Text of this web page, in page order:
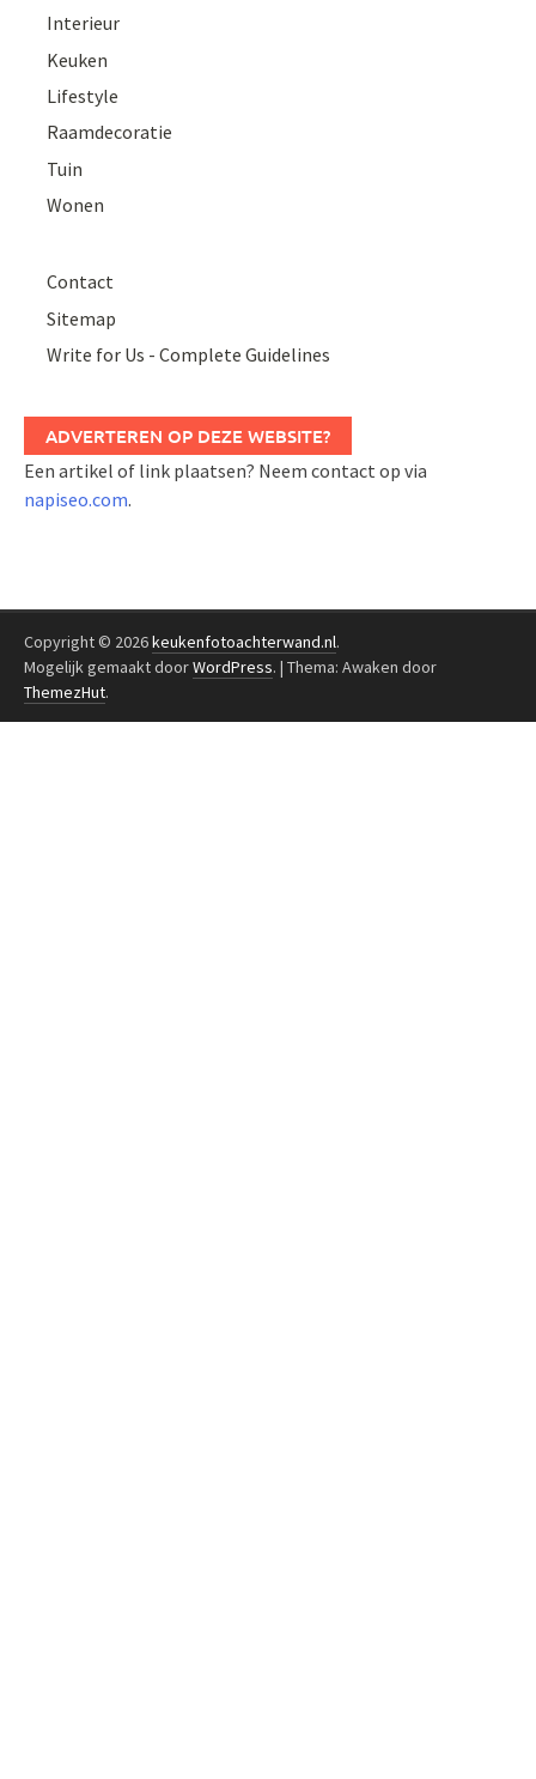
Interieur
Keuken
Lifestyle
Raamdecoratie
Tuin
Wonen
Contact
Sitemap
Write for Us - Complete Guidelines
ADVERTEREN OP DEZE WEBSITE?
Een artikel of link plaatsen? Neem contact op via
napiseo.com.
Copyright © 2026keukenfotoachterwand.nl.
Mogelijk gemaakt doorWordPress. | Thema: Awaken door
ThemezHut.